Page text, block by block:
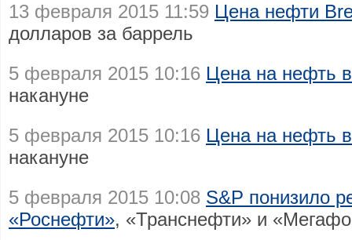
13 февраля 2015 11:59 Цена нефти
долларов за баррель
5 февраля 2015 10:16 Цена на нефть
накануне
5 февраля 2015 10:16 Цена на нефть
накануне
5 февраля 2015 10:08 S&P понизило
«Роснефти», «Транснефти» и